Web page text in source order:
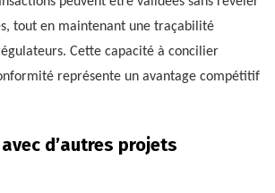
tout en maintenant une traçabilité
Cette capacité à concilier
représente un avantage compétitif
d’autres projets